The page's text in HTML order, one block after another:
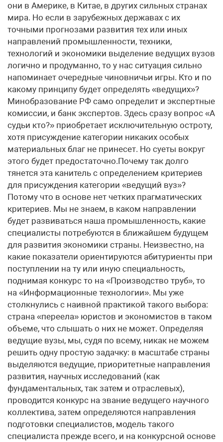
они в Америке, в Китае, в других сильных странах
мира. Но если в зарубежных державах c их
точными прогнозами развития тех или иных
направлений промышленности, техники,
технологий и экономики выделение ведущих вузов
логично и продуманно, то у нас ситуация сильно
напоминает очередные чиновничьи игры. Кто и по
какому принципу будет определять «ведущих»?
Минобразование РФ само определит и экспертные
комиссии, и банк экспертов. Здесь сразу вопрос «А
судьи кто?» приобретает исключительную остроту,
хотя присуждение категории никаких особых
материальных благ не принесет. Но суеты вокруг
этого будет предостаточно.Почему так долго
тянется эта канитель с определением критериев
для присуждения категории «ведущий вуз»?
Потому что в основе нет четких прагматических
критериев. Мы не знаем, в каком направлении
будет развиваться наша промышленность, какие
специалисты потребуются в ближайшем будущем
для развития экономики страны. Неизвестно, на
какие показатели ориентируются абитуриенты при
поступлении на ту или иную специальность,
поднимая конкурс то на «Производство труб», то
на «Информационные технологии». Мы уже
столкнулись с наивной практикой такого выбора:
страна «переела» юристов и экономистов в таком
объеме, что слышать о них не может. Определяя
ведущие вузы, мы, судя по всему, никак не можем
решить одну простую задачку: в масштабе страны
выделяются ведущие, приоритетные направления
развития, научных исследований (как
фундаментальных, так затем и отраслевых),
проводится конкурс на звание ведущего научного
коллектива, затем определяются направления
подготовки специалистов, модель такого
специалиста прежде всего, и на конкурсной основе